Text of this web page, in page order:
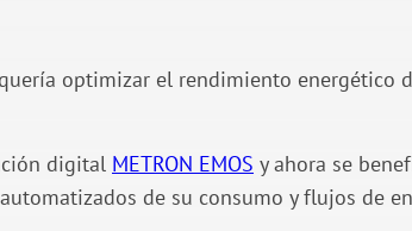
optimizar el rendimiento energético
digital METRON EMOS y ahora se
de su consumo y flujos de